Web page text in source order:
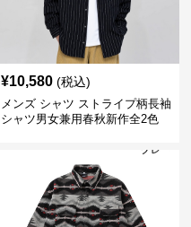
¥10,580 (税込)
メンズ シャツ ストライプ柄長袖
シャツ男女兼用春秋新作全2色